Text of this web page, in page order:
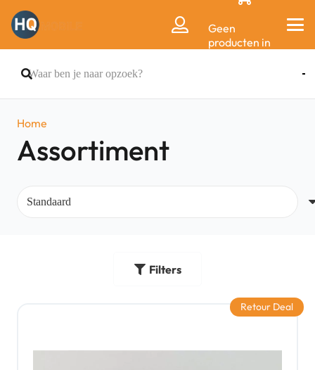
Geen
producten in
Home
Assortiment
Filters
Retour Deal